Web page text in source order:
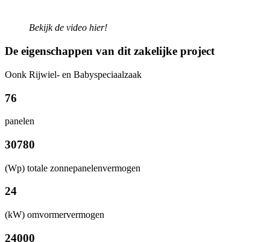
Bekijk de video hier!
De eigenschappen van dit zakelijke project
Oonk Rijwiel- en Babyspeciaalzaak
76
panelen
30780
(Wp) totale zonnepanelenvermogen
24
(kW) omvormervermogen
24000